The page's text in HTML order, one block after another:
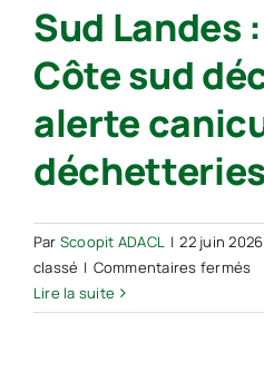
Sud Landes
Côte sud
alerte
déchetteries
Par Scoopit ADACL | 22 juin 2026
classé | Commentaires ferméssur
Lire la suite